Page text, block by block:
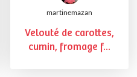
martinemazan
Velouté de carottes,
cumin, fromage f...